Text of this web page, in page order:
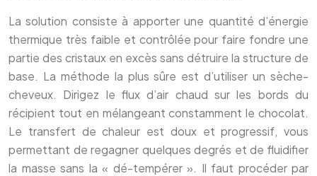
La solution consiste à apporter une quantité d’énergie
thermique très faible et contrôlée pour faire fondre une
partie des cristaux en excès sans détruire la structure de
base. La méthode la plus sûre est d’utiliser un sèche-
cheveux. Dirigez le flux d’air chaud sur les bords du
récipient tout en mélangeant constamment le chocolat.
Le transfert de chaleur est doux et progressif, vous
permettant de regagner quelques degrés et de fluidifier
la masse sans la « dé-tempérer ». Il faut procéder par